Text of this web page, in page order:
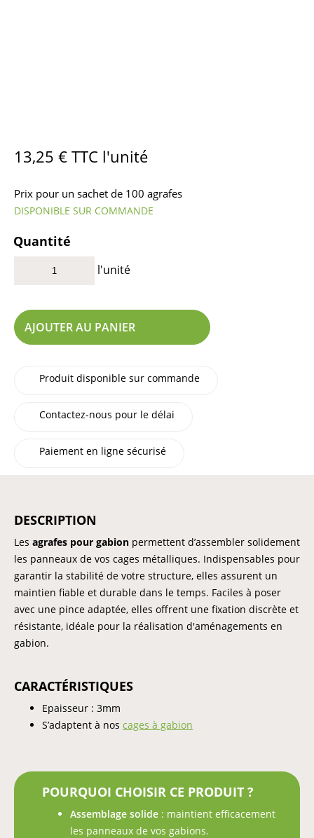
13,25 € TTC l'unité
Prix pour un sachet de 100 agrafes
DISPONIBLE SUR COMMANDE
Quantité
l'unité
AJOUTER AU PANIER
Produit disponible sur commande
Contactez-nous pour le délai
Paiement en ligne sécurisé
DESCRIPTION
Les agrafes pour gabion permettent d’assembler solidement
les panneaux de vos cages métalliques. Indispensables pour
garantir la stabilité de votre structure, elles assurent un
maintien fiable et durable dans le temps. Faciles à poser
avec une pince adaptée, elles offrent une fixation discrète et
résistante, idéale pour la réalisation d'aménagements en
gabion.
CARACTÉRISTIQUES
Epaisseur : 3mm
S’adaptent à nos cages à gabion
POURQUOI CHOISIR CE PRODUIT ?
Assemblage solide : maintient efficacement
les panneaux de vos gabions.